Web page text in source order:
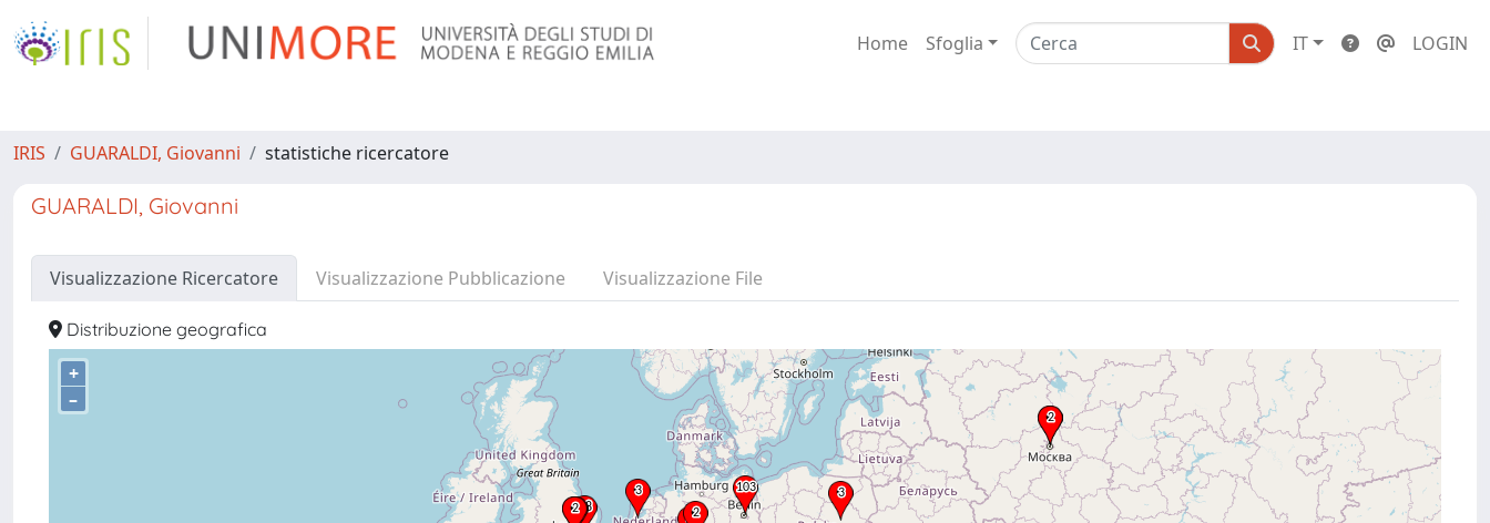
Home Sfoglia IT LOGIN
IRIS GUARALDI, Giovanni statistiche ricercatore
GUARALDI, Giovanni
Visualizzazione Ricercatore Visualizzazione Pubblicazione Visualizzazione File
Distribuzione geografica
+
–